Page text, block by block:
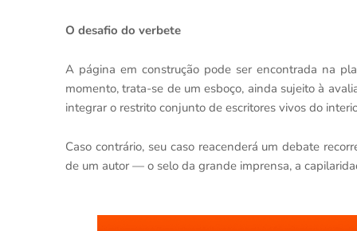
O desafio do verbete
A página em construção pode ser encontrada na
momento, trata-se de um esboço, ainda sujeito à
integrar o restrito conjunto de escritores vivos do
Caso contrário, seu caso reacenderá um debate
de um autor — o selo da grande imprensa, a